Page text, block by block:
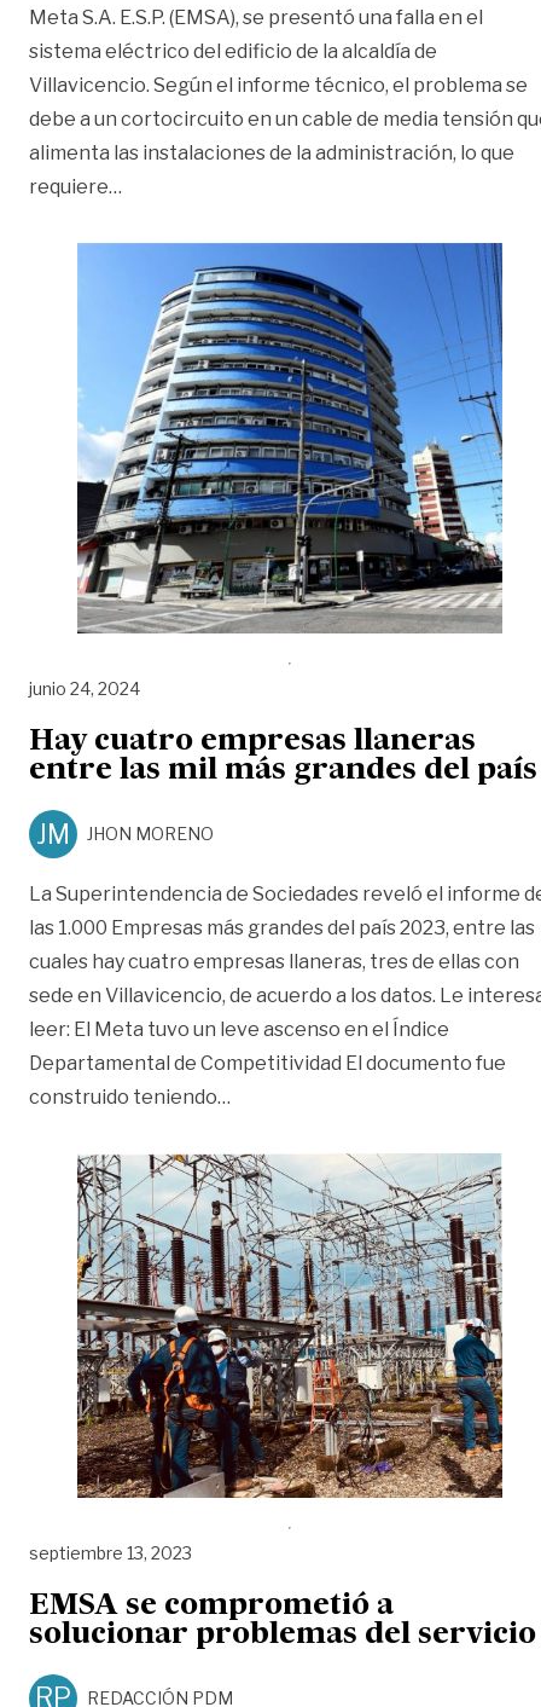
Meta S.A. E.S.P. (EMSA), se presentó una falla en el
sistema eléctrico del edificio de la alcaldía de
Villavicencio. Según el informe técnico, el problema se
debe a un cortocircuito en un cable de media tensión
alimenta las instalaciones de la administración, lo que
requiere…
junio 24, 2024
Hay cuatro empresas llaneras
entre las mil más grandes del país
JM JHON MORENO
La Superintendencia de Sociedades reveló el informe
las 1.000 Empresas más grandes del país 2023, entre las
cuales hay cuatro empresas llaneras, tres de ellas con
sede en Villavicencio, de acuerdo a los datos. Le
leer: El Meta tuvo un leve ascenso en el Índice
Departamental de Competitividad El documento fue
construido teniendo…
septiembre 13, 2023
EMSA se comprometió a
solucionar problemas del servicio
RP REDACCIÓN PDM